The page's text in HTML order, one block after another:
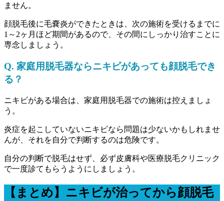
ません。
顔脱毛後に毛嚢炎ができたときは、次の施術を受けるまでに
1～2ヶ月ほど期間があるので、その間にしっかり治すことに
専念しましょう。
Q. 家庭用脱毛器ならニキビがあっても顔脱毛でき
る？
ニキビがある場合は、家庭用脱毛器での施術は控えましょ
う。
炎症を起こしていないニキビなら問題は少ないかもしれませ
んが、それを自分で判断するのは危険です。
自分の判断で脱毛はせず、必ず皮膚科や医療脱毛クリニック
で一度診てもらうようにしましょう。
【まとめ】ニキビが治ってから顔脱毛